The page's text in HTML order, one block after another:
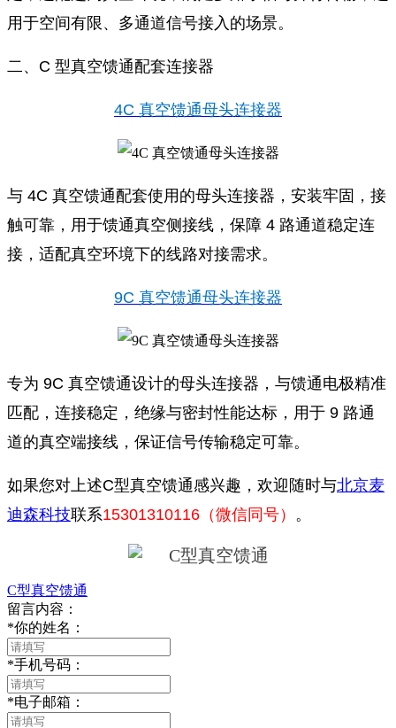
用于空间有限、多通道信号接入的场景。
二、C 型真空馈通配套连接器
4C 真空馈通母头连接器
与 4C 真空馈通配套使用的母头连接器，安装牢固，接
触可靠，用于馈通真空侧接线，保障 4 路通道稳定连
接，适配真空环境下的线路对接需求。
9C 真空馈通母头连接器
专为 9C 真空馈通设计的母头连接器，与馈通电极精准
匹配，连接稳定，绝缘与密封性能达标，用于 9 路通
道的真空端接线，保证信号传输稳定可靠。
如果您对上述C型真空馈通感兴趣，欢迎随时与北京麦
迪森科技联系15301310116（微信同号） 。
C型真空馈通
留言内容：
*你的姓名：
*手机号码：
*电子邮箱：